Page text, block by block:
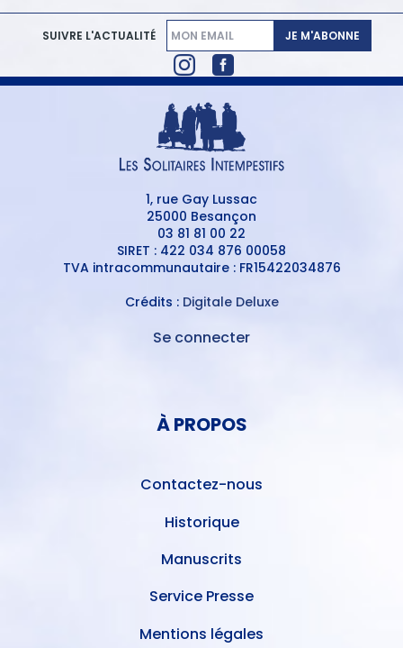
SUIVRE L'ACTUALITÉ JE M'ABONNE
1, rue Gay Lussac
25000 Besançon
03 81 81 00 22
SIRET : 422 034 876 00058
TVA intracommunautaire : FR15422034876
Crédits : Digitale Deluxe
Se connecter
À PROPOS
Contactez-nous
Historique
Manuscrits
Service Presse
Mentions légales